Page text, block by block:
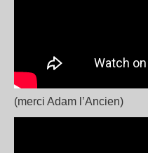
(merci Adam l’Ancien)